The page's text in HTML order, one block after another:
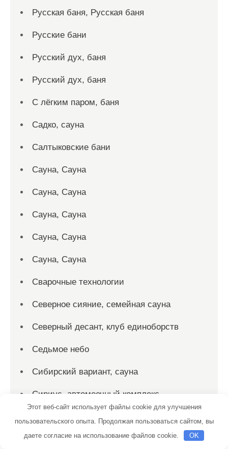
Русская баня, Русская баня
Русские бани
Русский дух, баня
Русский дух, баня
С лёгким паром, баня
Садко, сауна
Салтыковские бани
Сауна, Сауна
Сауна, Сауна
Сауна, Сауна
Сауна, Сауна
Сауна, Сауна
Сварочные технологии
Северное сияние, семейная сауна
Северный десант, клуб единоборств
Седьмое небо
Сибирский вариант, сауна
Сириус, автомоечный комплекс
Скиф, автомойка
Скиф, автомойка
Этот веб-сайт использует файлы cookie для улучшения
пользовательского опыта. Продолжая пользоваться сайтом, вы
даете согласие на использование файлов cookie.
OK